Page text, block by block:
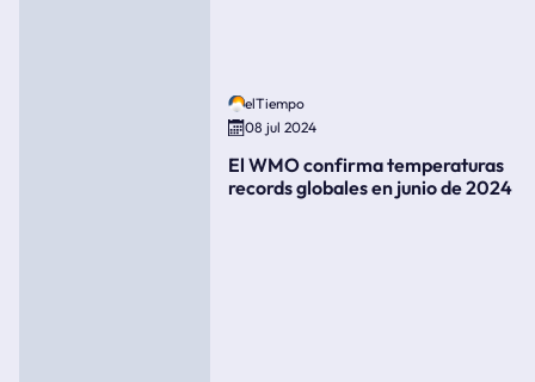
elTiempo
08 jul 2024
El WMO confirma temperaturas
records globales en junio de 2024